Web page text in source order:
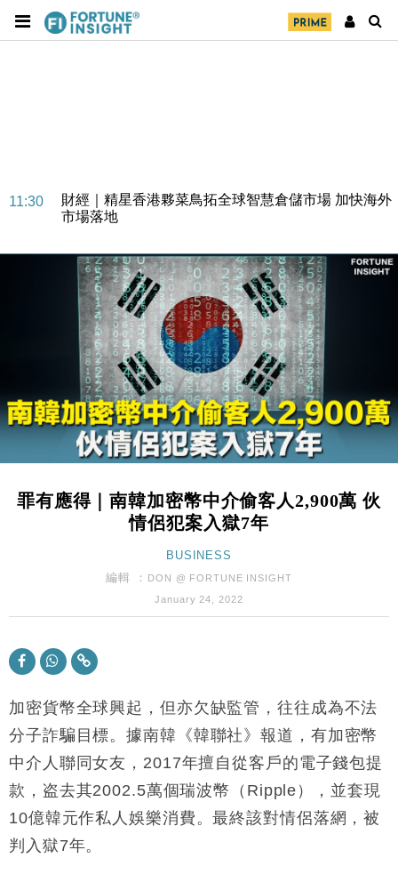
11:30
財經｜精星香港夥菜鳥拓全球智慧倉儲市場 加快海外
市場落地
東京半島
國際｜特朗普赴洛杉磯高球場活動前 男子攜槍彈被捕
財經｜香港7月PMI回落至51 企業擴張放慢兼縮減人
財經｜黑石傳再籌逾360億美元 支援Anthropic租用
Google晶片
10:57
財經｜美商務部擬擴大金屬關稅範圍 14類產品或加徵
25%
18:15
本地｜新世界K11 9月升級會員制度 增鉑金卡級別鎖
17:40
財經｜本港6月零售額連升14個月 珠寶鐘錶銷售升勢
財經｜滙控重啟最多10億美元回購 派息比率目標維持
財經｜SA售股自救後再出手 斥4億美元押注未上市公
司
11:30
市場落地
東京半島
13:12
國際｜特朗普赴洛杉磯高球場活動前 男子攜槍彈被捕
12:30
手
11:40
財經｜黑石傳再籌逾360億美元 支援Anthropic租用
Google晶片
罪有應得｜南韓加密幣中介偷客人2,900萬 伙
情侶犯案入獄7年
BUSINESS
編輯 ：
DON @ FORTUNE INSIGHT
January 24, 2022
加密貨幣全球興起，但亦欠缺監管，往往成為不法
分子詐騙目標。據南韓《韓聯社》報道，有加密幣
中介人聯同女友，2017年擅自從客戶的電子錢包提
款，盗去其2002.5萬個瑞波幣（Ripple），並套現
10億韓元作私人娛樂消費。最終該對情侶落網，被
判入獄7年。